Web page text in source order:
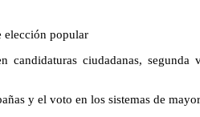
elección popular
candidaturas ciudadanas,
y el voto en los sistemas de